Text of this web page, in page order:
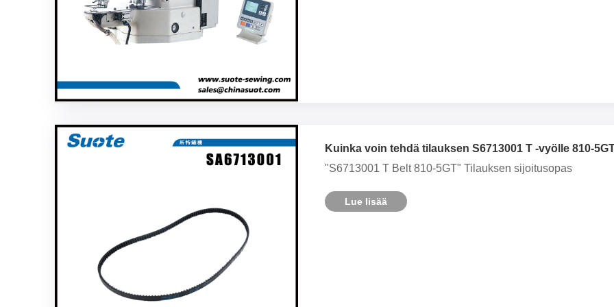
Kuinka voin tehdä tilauksen S6713001 T -vyölle 810-
"S6713001 T Belt 810-5GT" Tilauksen sijoitusopas
Lue lisää